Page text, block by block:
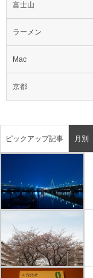
富士山
ラーメン
Mac
京都
ピックアップ記事 月別